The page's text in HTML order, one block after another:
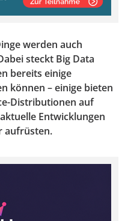
werden auch
steckt Big Data
bereits einige
können – einige bieten
Distributionen auf
Entwicklungen
aufrüsten.